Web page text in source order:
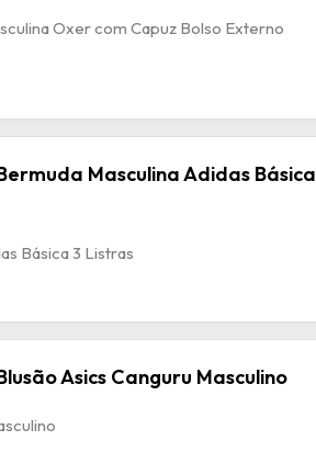
Oxer com Capuz Bolso Externo
Masculina Adidas Básica
Básica 3 Listras
Asics Canguru Masculino